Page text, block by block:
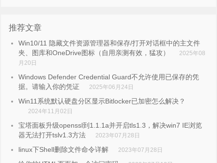
推荐文章
Win10/11 隐藏文件资源管理器和保存/打开对话框中的主文件
夹、图库和OneDrive图标（自用亲测有效，猛攻）
2025年08
月20日
Windows Defender Credential Guard不允许使用已保存的凭
据。请输入你的凭证
2025年06月24日
Win11系统默认硬盘分区显示Bitlocker已加密怎么解决？
2024年11月02日
宝塔面板升级openssl到1.1.1a并开启tls1.3，解决win7 IE浏览
器无法打开tslv1.3方法
2023年07月28日
linux下Shell删除文件命令详解 2023年07月28日